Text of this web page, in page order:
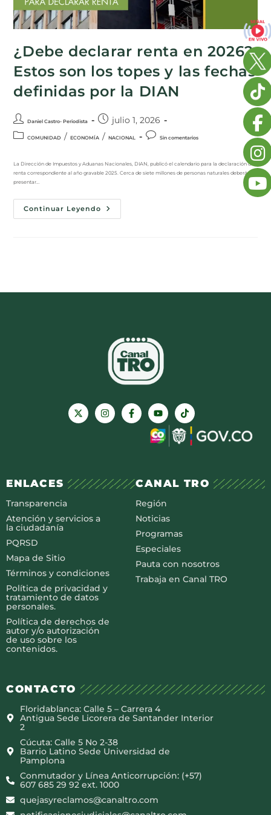
¿Debe declarar renta en 2026?
Estos son los topes y las fechas
definidas por la DIAN
Daniel Castro- Periodista julio 1, 2026
COMUNIDAD / ECONOMÍA / NACIONAL Sin comentarios
La Dirección de Impuestos y Aduanas Nacionales, DIAN, publicó el calendario para la declaración de
renta correspondiente al año gravable 2025. Cerca de siete millones de personas naturales deberán
presentar…
Continuar Leyendo
ENLACES
Transparencia
Atención y servicios a
la ciudadanía
PQRSD
Mapa de Sitio
Términos y condiciones
Política de privacidad y
tratamiento de datos
personales.
Política de derechos de
autor y/o autorización
de uso sobre los
contenidos.
CANAL TRO
Región
Noticias
Programas
Especiales
Pauta con nosotros
Trabaja en Canal TRO
CONTACTO
Floridablanca: Calle 5 – Carrera 4
Antigua Sede Licorera de Santander Interior
2
Cúcuta: Calle 5 No 2-38
Barrio Latino Sede Universidad de
Pamplona
Conmutador y Línea Anticorrupción: (+57)
607 685 29 92 ext. 1000
quejasyreclamos@canaltro.com